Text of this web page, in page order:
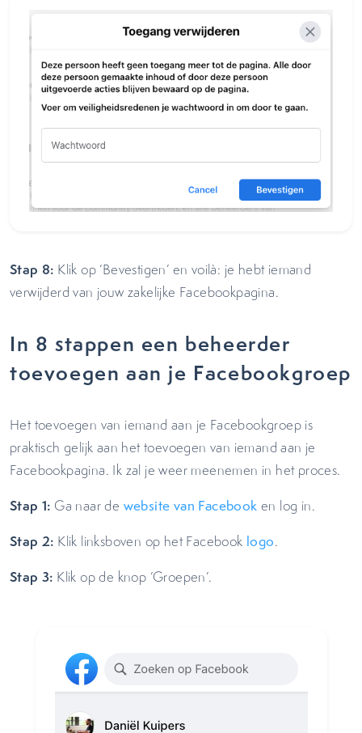
Stap 8: Klik op ‘Bevestigen’ en voilà: je hebt iemand
verwijderd van jouw zakelijke Facebookpagina.
In 8 stappen een beheerder
toevoegen aan je Facebookgroep
Het toevoegen van iemand aan je Facebookgroep is
praktisch gelijk aan het toevoegen van iemand aan je
Facebookpagina. Ik zal je weer meenemen in het proces.
Stap 1: Ga naar de website van Facebook en log in.
Stap 2: Klik linksboven op het Facebook logo.
Stap 3: Klik op de knop ‘Groepen’.